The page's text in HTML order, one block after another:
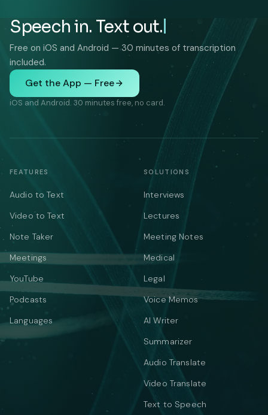
Speech in. Text out.
Free on iOS and Android — 30 minutes of transcription
included.
Get the App — Free
iOS and Android. 30 minutes free, no card.
FEATURES
Audio to Text
Video to Text
Note Taker
Meetings
YouTube
Podcasts
Languages
SOLUTIONS
Interviews
Lectures
Meeting Notes
Medical
Legal
Voice Memos
AI Writer
Summarizer
Audio Translate
Video Translate
Text to Speech